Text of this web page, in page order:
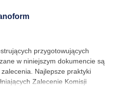
przygotowujących
w niniejszym dokumencie są
Najlepsze praktyki
Zalecenie Komisji